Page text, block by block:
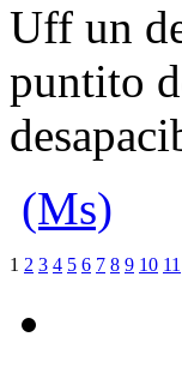
Uff un
puntito
(Ms)
1 2 3 4 5 6 7 8 9 10 11